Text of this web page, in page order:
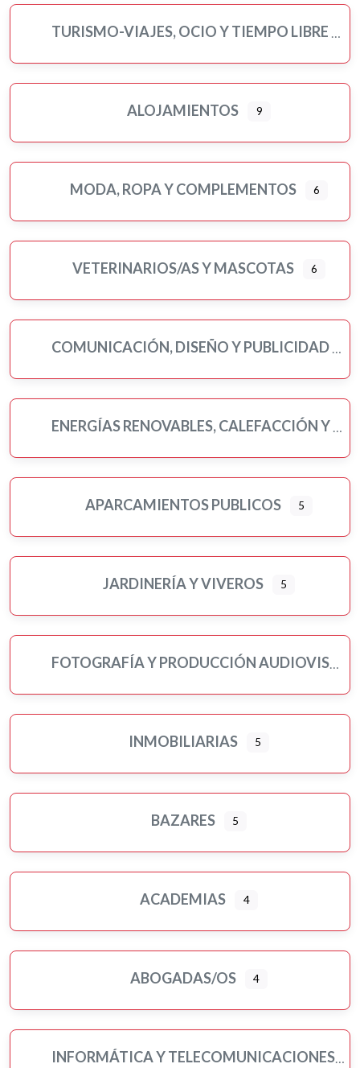
TURISMO-VIAJES, OCIO Y TIEMPO LIBRE
ALOJAMIENTOS 9
MODA, ROPA Y COMPLEMENTOS 6
VETERINARIOS/AS Y MASCOTAS 6
COMUNICACIÓN, DISEÑO Y PUBLICIDAD
ENERGÍAS RENOVABLES, CALEFACCIÓN Y FONTANERÍA
APARCAMIENTOS PUBLICOS 5
JARDINERÍA Y VIVEROS 5
FOTOGRAFÍA Y PRODUCCIÓN AUDIOVISUAL
INMOBILIARIAS 5
BAZARES 5
ACADEMIAS 4
ABOGADAS/OS 4
INFORMÁTICA Y TELECOMUNICACIONES